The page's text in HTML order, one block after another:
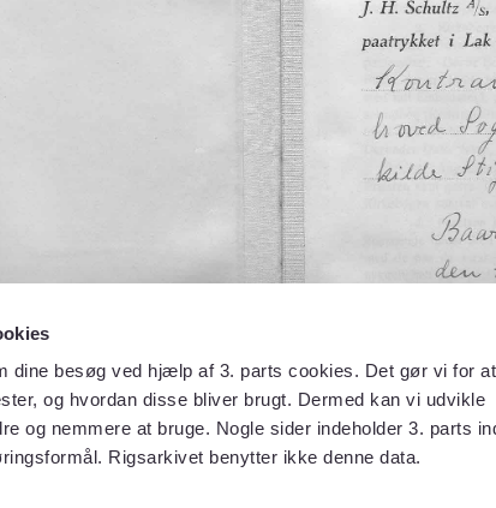
dine besøg ved hjælp af 3. parts cookies. Det gør vi for
og hvordan disse bliver brugt. Dermed kan vi udvikle
og nemmere at bruge. Nogle sider indeholder 3. parts
Rigsarkivet benytter ikke denne data.